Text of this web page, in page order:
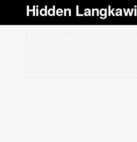
Hidden Langkawi